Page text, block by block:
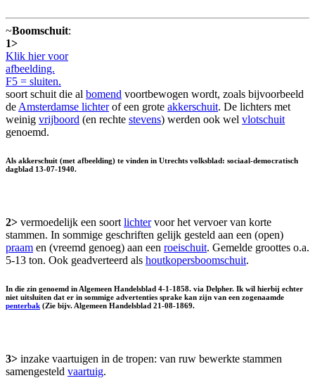
~Boomschuit:
1>
Klik hier voor
afbeelding.
F5 = sluiten.
soort schuit die al bomend voortbewogen wordt, zoals bijvoorbeeld
de Amsterdamse lichterof een grote akkerschuit. De lichters met
weinig vrijboord (en rechte stevens) werden ook wel vlotschuit
genoemd.
Als akkerschuit (met afbeelding) te vinden in Utrechts volksblad: sociaal-democratisch
dagblad 13-07-1940.
2> vermoedelijk een soort lichtervoor het vervoer van korte
stammen. In sommige geschriften gelijk gesteld aan een (open)
praam en (vreemd genoeg) aan een roeischuit. Gemelde groottes o.a.
5-13 ton. Ook geadverteerd als houtkopersboomschuit.
In die zin genoemd in Algemeen Handelsblad 4-1-1858. via Delpher. Ik wil hierbij echter
niet uitsluiten dat er in sommige advertenties sprake kan zijn van een zogenaamde
penterbak (Zie bijv. Algemeen Handelsblad 21-08-1869.
3> inzake vaartuigen in de tropen: van ruw bewerkte stammen
samengesteld vaartuig.